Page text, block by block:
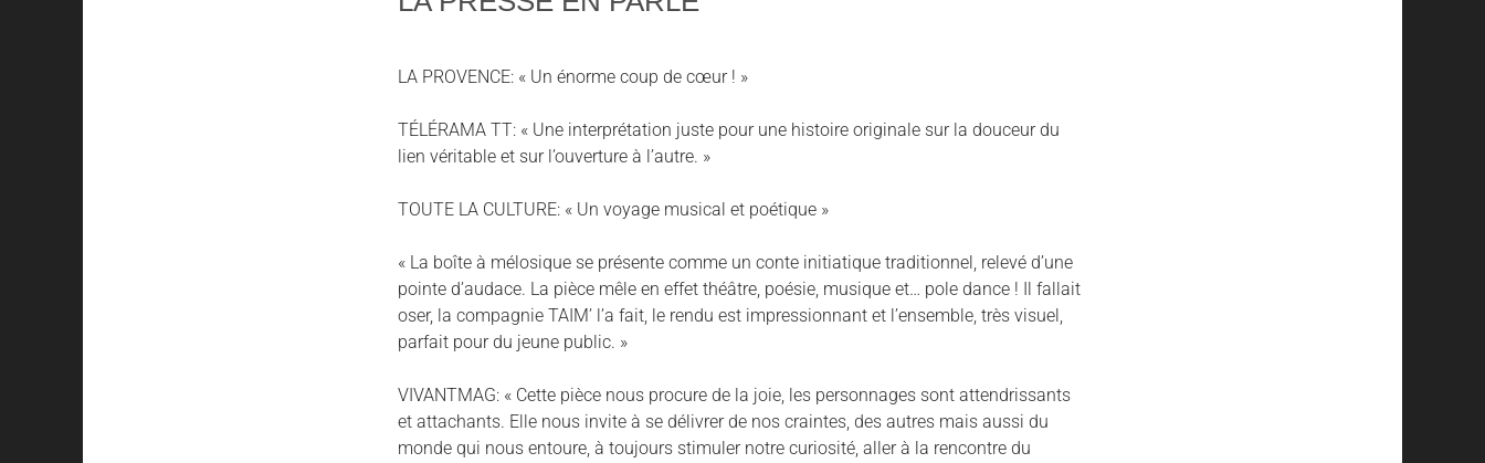
LA PROVENCE: « Un énorme coup de cœur ! »
TÉLÉRAMA TT: « Une interprétation juste pour une histoire originale sur la douceur du
lien véritable et sur l’ouverture à l’autre. »
TOUTE LA CULTURE: « Un voyage musical et poétique »
« La boîte à mélosique se présente comme un conte initiatique traditionnel, relevé d’une
pointe d’audace. La pièce mêle en effet théâtre, poésie, musique et… pole dance ! Il fallait
oser, la compagnie TAIM’ l’a fait, le rendu est impressionnant et l’ensemble, très visuel,
parfait pour du jeune public. »
VIVANTMAG: « Cette pièce nous procure de la joie, les personnages sont attendrissants
et attachants. Elle nous invite à se délivrer de nos craintes, des autres mais aussi du
monde qui nous entoure, à toujours stimuler notre curiosité, aller à la rencontre du